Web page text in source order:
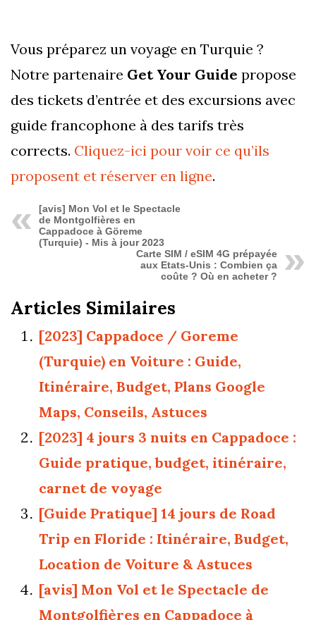
Vous préparez un voyage en Turquie ?
Notre partenaire Get Your Guide propose
des tickets d’entrée et des excursions avec
guide francophone à des tarifs très
corrects. Cliquez-ici pour voir ce qu’ils
proposent et réserver en ligne.
[avis] Mon Vol et le Spectacle
de Montgolfières en
Cappadoce à Göreme
(Turquie) - Mis à jour 2023
Carte SIM / eSIM 4G prépayée
aux Etats-Unis : Combien ça
coûte ? Où en acheter ?
Articles Similaires
[2023] Cappadoce / Goreme
(Turquie) en Voiture : Guide,
Itinéraire, Budget, Plans Google
Maps, Conseils, Astuces
[2023] 4 jours 3 nuits en Cappadoce :
Guide pratique, budget, itinéraire,
carnet de voyage
[Guide Pratique] 14 jours de Road
Trip en Floride : Itinéraire, Budget,
Location de Voiture & Astuces
[avis] Mon Vol et le Spectacle de
Montgolfières en Cappadoce à